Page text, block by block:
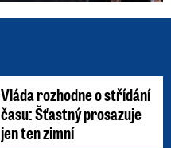
Vláda rozhodne o střídání
času: Šťastný prosazuje
jen ten zimní